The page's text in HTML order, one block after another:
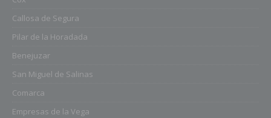
Callosa de Segura
Pilar de la Horadada
Benejuzar
San Miguel de Salinas
Comarca
Empresas de la Vega